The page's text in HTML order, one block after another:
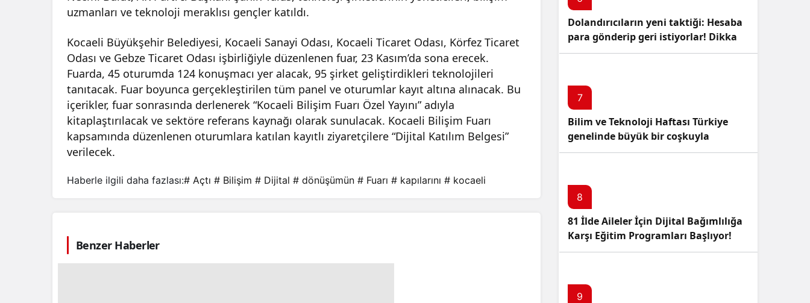
uzmanları ve teknoloji meraklısı gençler katıldı.
Kocaeli Büyükşehir Belediyesi, Kocaeli Sanayi Odası, Kocaeli Ticaret Odası, Körfez Ticaret
Odası ve Gebze Ticaret Odası işbirliğiyle düzenlenen fuar, 23 Kasım’da sona erecek.
Fuarda, 45 oturumda 124 konuşmacı yer alacak, 95 şirket geliştirdikleri teknolojileri
tanıtacak. Fuar boyunca gerçekleştirilen tüm panel ve oturumlar kayıt altına alınacak. Bu
içerikler, fuar sonrasında derlenerek “Kocaeli Bilişim Fuarı Özel Yayını” adıyla
kitaplaştırılacak ve sektöre referans kaynağı olarak sunulacak. Kocaeli Bilişim Fuarı
kapsamında düzenlenen oturumlara katılan kayıtlı ziyaretçilere “Dijital Katılım Belgesi”
verilecek.
Haberle ilgili daha fazlası:# Açtı # Bilişim # Dijital # dönüşümün # Fuarı # kapılarını # kocaeli
Benzer Haberler
Dolandırıcıların yeni taktiği: Hesaba
para gönderip geri istiyorlar! Dikkat
Edin!
7
Bilim ve Teknoloji Haftası Türkiye
genelinde büyük bir coşkuyla
kutlandı: İşte Etkinlikler ve
8
81 İlde Aileler İçin Dijital Bağımlılığa
Karşı Eğitim Programları Başlıyor!
9